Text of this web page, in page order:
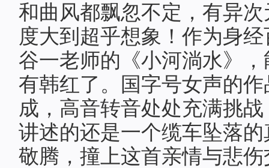
和曲风都飘忽不定，有异
度大到超乎想象！作为身
谷一老师的《小河淌水》
有韩红了。国字号女声的
成，高音转音处处充满挑
讲述的还是一个缆车坠落
敬腾，撞上这首亲情与悲